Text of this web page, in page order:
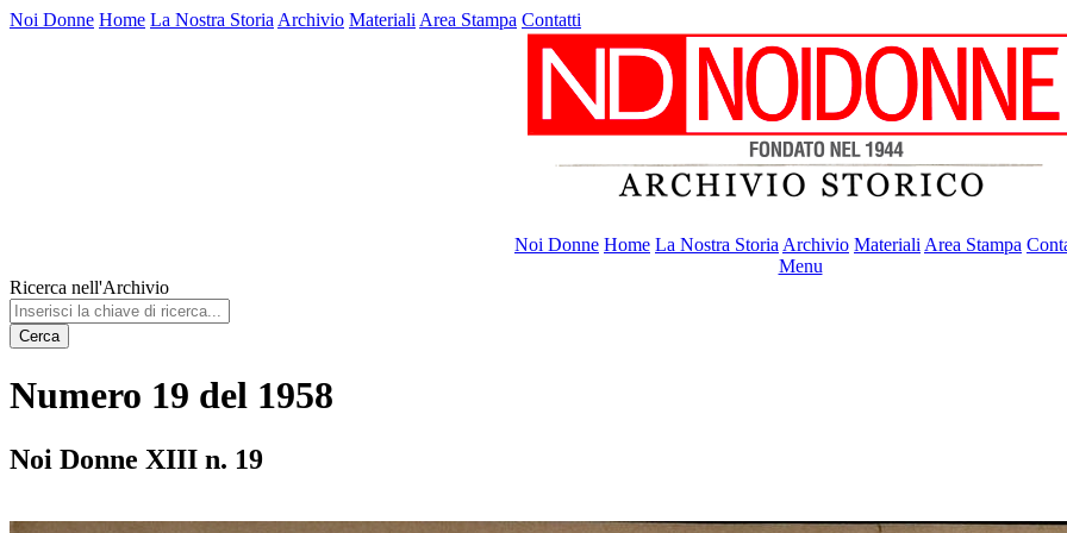
Noi Donne Home La Nostra Storia Archivio Materiali Area Stampa Contatti
Noi Donne Home La Nostra Storia Archivio Materiali Area Stampa
Menu
Ricerca nell'Archivio
Cerca
Numero 19 del 1958
Noi Donne XIII n. 19